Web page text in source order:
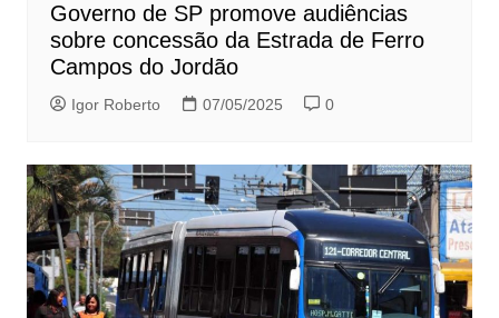
Governo de SP promove audiências
sobre concessão da Estrada de Ferro
Campos do Jordão
Igor Roberto 07/05/2025 0